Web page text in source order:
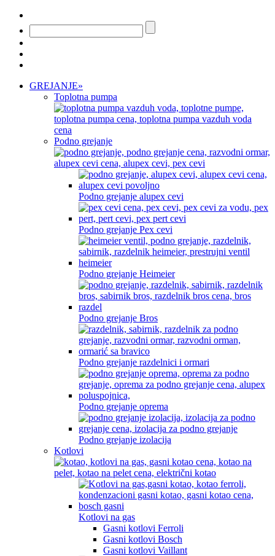
GREJANJE»
Toplotna pumpa
Podno grejanje
Podno grejanje alupex cevi
Podno grejanje Pex cevi
Podno grejanje Heimeier
Podno grejanje Bros
Podno grejanje razdelnici i ormari
Podno grejanje oprema
Podno grejanje izolacija
Kotlovi
Kotlovi na gas
Gasni kotlovi Ferroli
Gasni kotlovi Bosch
Gasni kotlovi Vaillant